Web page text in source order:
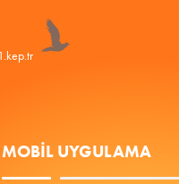
MOBIL UYGULAMA